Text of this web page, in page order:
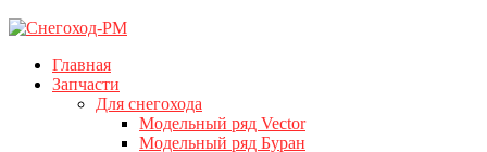
Главная
Запчасти
Для снегохода
Модельный ряд Vector
Модельный ряд Буран